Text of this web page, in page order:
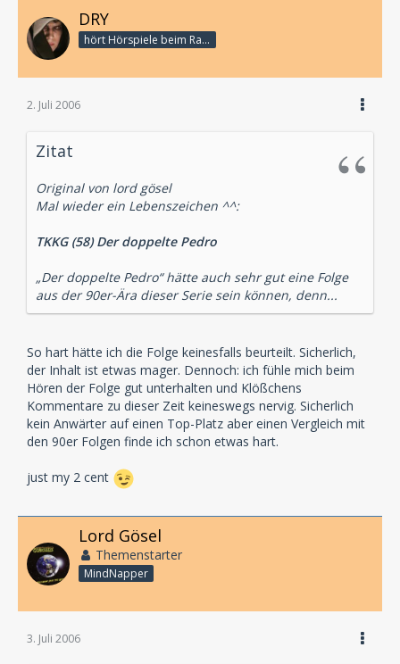
DRY
hört Hörspiele beim Rasenmähen
2. Juli 2006
Zitat
Original von lord gösel
Mal wieder ein Lebenszeichen ^^:
TKKG (58) Der doppelte Pedro
„Der doppelte Pedro“ hätte auch sehr gut eine Folge
aus der 90er-Ära dieser Serie sein können, denn...
So hart hätte ich die Folge keinesfalls beurteilt. Sicherlich,
der Inhalt ist etwas mager. Dennoch: ich fühle mich beim
Hören der Folge gut unterhalten und Klößchens
Kommentare zu dieser Zeit keineswegs nervig. Sicherlich
kein Anwärter auf einen Top-Platz aber einen Vergleich mit
den 90er Folgen finde ich schon etwas hart.
just my 2 cent
Lord Gösel
Themenstarter
MindNapper
3. Juli 2006